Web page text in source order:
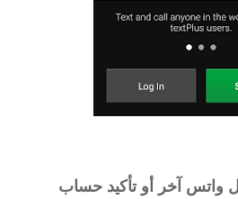
واتس آخر أو تأكيد حساب